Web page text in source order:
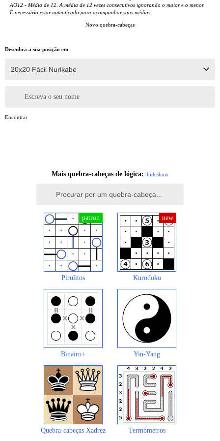
AO12 - Média de 12. A média de 12 vezes consecutivas ignorando o maior e o menor.
É necessário estar autenticado para acompanhar suas médias
Novo quebra-cabeças
Descubra a sua posição em
Escreva o seu nome
Encontrar
Mais quebra-cabeças de lógica: hideshow
Pirulitos Kurodoko
Binairo+ Yin-Yang
Quebra-cabeças Xadrez Termómetros